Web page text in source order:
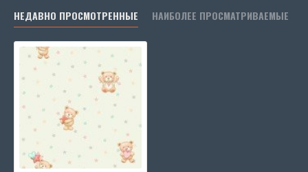
НЕДАВНО ПРОСМОТРЕННЫЕ НАИБОЛЕЕ ПРОСМАТРИВАЕМЫЕ